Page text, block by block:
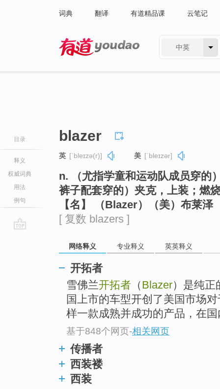
词典 翻译 有道精品课 云笔记
中英
目录
释义
权威词典
用法
例句
blazer
英 [ˈbleɪzə(r)] 美 [ˈbleɪzər]
n. （尤指学童和运动队成员穿的
裤子配套穿的）夹克，上装；燃
【名】 （Blazer）（美）布莱泽
[ 复数 blazers ]
网络释义 专业释义 英英释义
开拓者
雪佛兰开拓者 （Blazer）是纯正
国上市的车型开创了美国市场
样一款成熟并成功的产品，在
基于848个网页-相关网页
传播者
西装褛
西装